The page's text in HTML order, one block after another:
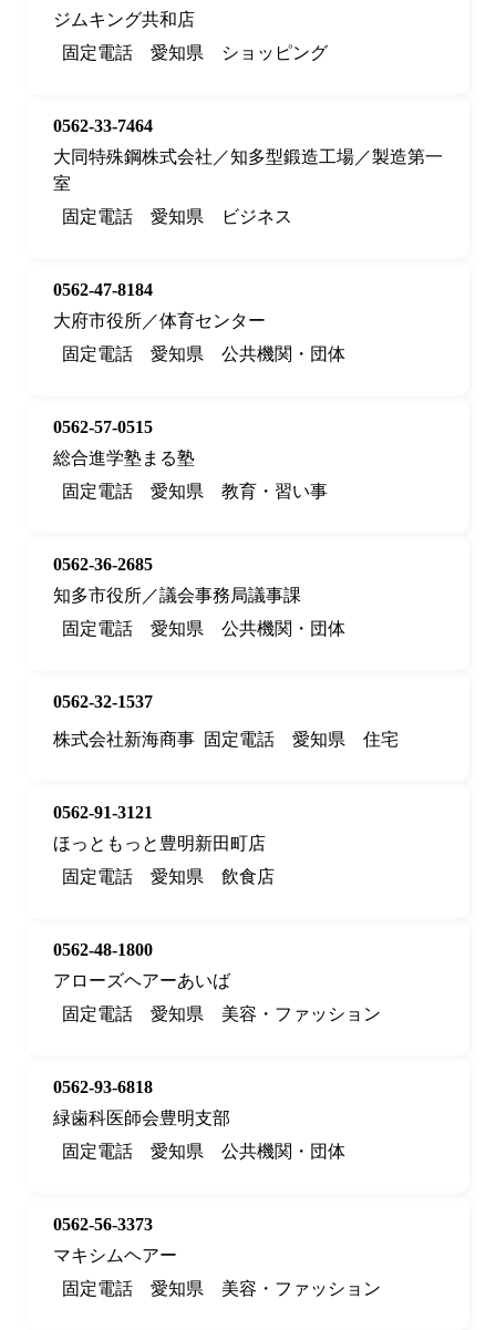
ジムキング共和店
固定電話
愛知県 ショッピング
0562-33-7464
大同特殊鋼株式会社／知多型鍛造工場／製造第一
室
固定電話
愛知県 ビジネス
0562-47-8184
大府市役所／体育センター
固定電話
愛知県 公共機関・団体
0562-57-0515
総合進学塾まる塾
固定電話
愛知県 教育・習い事
0562-36-2685
知多市役所／議会事務局議事課
固定電話
愛知県 公共機関・団体
0562-32-1537
株式会社新海商事 固定電話 愛知県 住宅
0562-91-3121
ほっともっと豊明新田町店
固定電話
愛知県 飲食店
0562-48-1800
アローズヘアーあいば
固定電話
愛知県 美容・ファッション
0562-93-6818
緑歯科医師会豊明支部
固定電話
愛知県 公共機関・団体
0562-56-3373
マキシムヘアー
固定電話
愛知県 美容・ファッション